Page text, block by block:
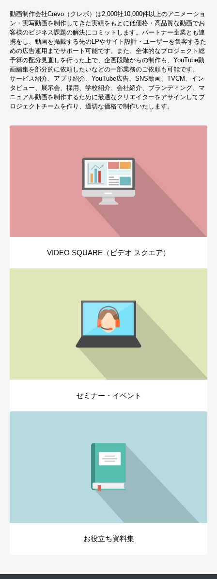
動画制作会社Crevo（クレボ）は2,000社10,000件以上のアニメーショ
ン・実写動画を制作してきた実績をもとに低価格・高品質な動画でお
客様のビジネス課題の解決にコミットします。パートナー企業とも連
携をし、動画を掲載する先のLPやサイト設計・ユーザーを集客するた
めの広告運用までサポート可能です。また、全体的なプロジェクト総
予算の配分見直しを行った上で、企画段階からの制作も、YouTube動
画編集を部分的に依頼したいなどの一部業務のご依頼も可能です。
サービス紹介、アプリ紹介、YouTube広告、SNS動画、TVCM、イン
タビュー、展示会、採用、学校紹介、会社紹介、ブランディング、マ
ニュアル動画を制作するために最適なクリエイターをアサインしてプ
ロジェクトチームを作り、適切な価格で制作いたします。
VIDEO SQUARE（ビデオ スクエア）
セミナー・イベント
お役立ち資料集